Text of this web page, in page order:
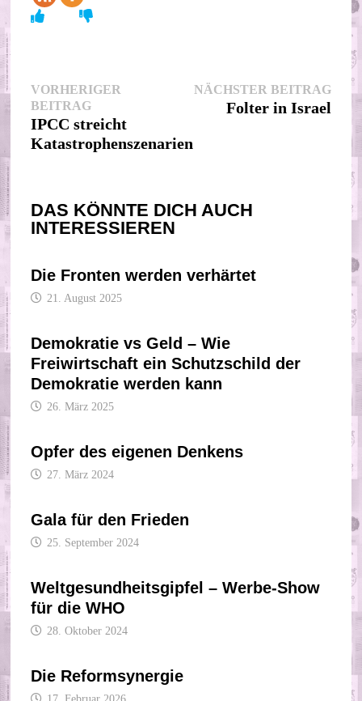
Beitragsnavigation
VORHERIGER
BEITRAGVorheriger
Beitrag:
IPCC streicht
Katastrophenszenarien
NÄCHSTER BEITRAG
Folter in Israel
DAS KÖNNTE DICH AUCH
INTERESSIEREN
Die Fronten werden verhärtet
21. August 2025
Demokratie vs Geld – Wie
Freiwirtschaft ein Schutzschild der
Demokratie werden kann
26. März 2025
Opfer des eigenen Denkens
27. März 2024
Gala für den Frieden
25. September 2024
Weltgesundheitsgipfel – Werbe-Show
für die WHO
28. Oktober 2024
Die Reformsynergie